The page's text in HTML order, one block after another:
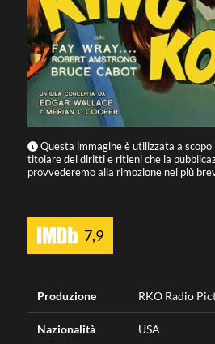
Questa immagine è utilizzata a scopo
titolare dei diritti e ritieni che la
provvederemo alla rimozione nel più
7,9
Produzione RKO Radio
Nazionalità USA